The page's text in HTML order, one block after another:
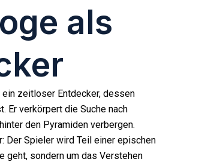
als
zeitloser Entdecker, dessen
Er verkörpert die Suche nach
den Pyramiden verbergen.
Der Spieler wird Teil einer epischen
geht, sondern um das Verstehen